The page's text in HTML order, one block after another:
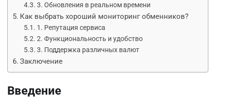
3. Обновления в реальном времени
Как выбрать хороший мониторинг обменников?
1. Репутация сервиса
2. Функциональность и удобство
3. Поддержка различных валют
Заключение
Введение